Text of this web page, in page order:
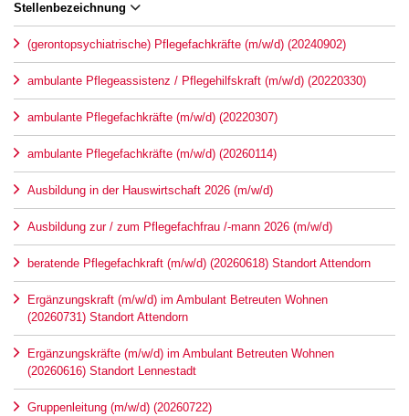
Stellenbezeichnung
(gerontopsychiatrische) Pflegefachkräfte (m/w/d) (20240902)
ambulante Pflegeassistenz / Pflegehilfskraft (m/w/d) (20220330)
ambulante Pflegefachkräfte (m/w/d) (20220307)
ambulante Pflegefachkräfte (m/w/d) (20260114)
Ausbildung in der Hauswirtschaft 2026 (m/w/d)
Ausbildung zur / zum Pflegefachfrau /-mann 2026 (m/w/d)
beratende Pflegefachkraft (m/w/d) (20260618) Standort Attendorn
Ergänzungskraft (m/w/d) im Ambulant Betreuten Wohnen
(20260731) Standort Attendorn
Ergänzungskräfte (m/w/d) im Ambulant Betreuten Wohnen
(20260616) Standort Lennestadt
Gruppenleitung (m/w/d) (20260722)